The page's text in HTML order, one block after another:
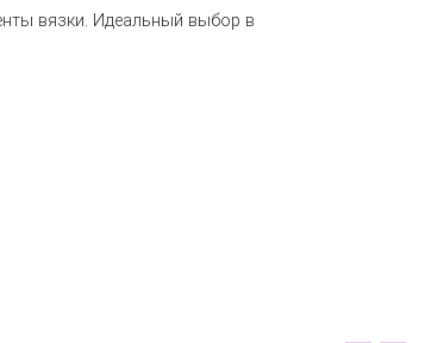
вязки. Идеальный выбор в